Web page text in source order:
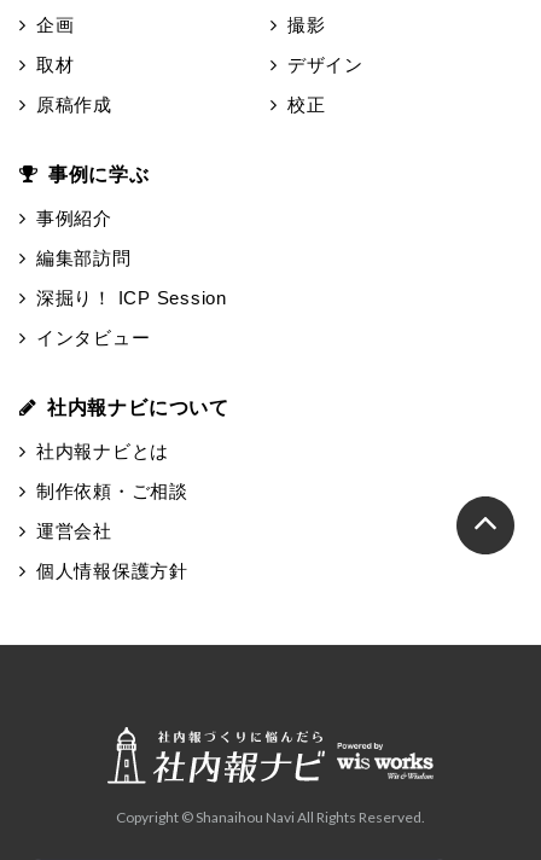
企画
取材
原稿作成
撮影
デザイン
校正
事例に学ぶ
事例紹介
編集部訪問
深掘り！ ICP Session
インタビュー
社内報ナビについて
社内報ナビとは
制作依頼・ご相談
運営会社
個人情報保護方針
Copyright © Shanaihou Navi All Rights Reserved.